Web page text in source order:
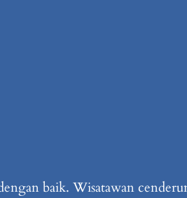
baik. Wisatawan